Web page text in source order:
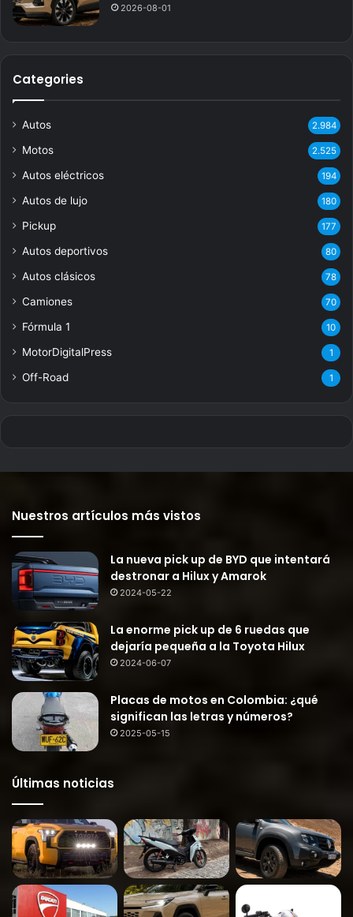
2026-08-01
Categories
Autos 2.984
Motos 2.525
Autos eléctricos 194
Autos de lujo 180
Pickup 177
Autos deportivos 80
Autos clásicos 78
Camiones 70
Fórmula 1 10
MotorDigitalPress 1
Off-Road 1
Nuestros artículos más vistos
La nueva pick up de BYD que intentará
destronar a Hilux y Amarok
2024-05-22
La enorme pick up de 6 ruedas que
dejaría pequeña a la Toyota Hilux
2024-06-07
Placas de motos en Colombia: ¿qué
significan las letras y números?
2025-05-15
Últimas noticias